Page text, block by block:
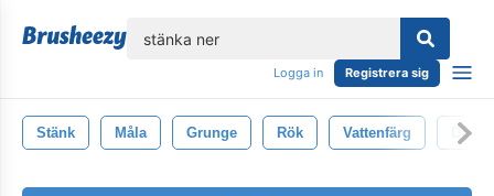
Logga in Registrera sig
Stänk Måla Grunge Rök Vattenfärg